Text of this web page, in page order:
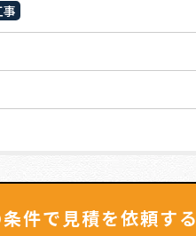
事
件で見積を依頼する